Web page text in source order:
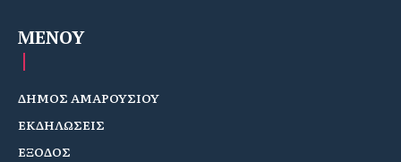
MENOY
ΔΗΜΟΣ ΑΜΑΡΟΥΣΙΟΥ
ΕΚΔΗΛΩΣΕΙΣ
ΕΞΟΔΟΣ